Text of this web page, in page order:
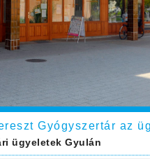
Gyógyszertár az
ügyeletek Gyulán